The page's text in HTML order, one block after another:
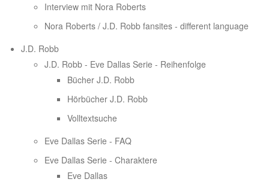
Interview mit Nora Roberts
Nora Roberts / J.D. Robb fansites - different language
J.D. Robb
J.D. Robb - Eve Dallas Serie - Reihenfolge
Bücher J.D. Robb
Hörbücher J.D. Robb
Volltextsuche
Eve Dallas Serie - FAQ
Eve Dallas Serie - Charaktere
Eve Dallas